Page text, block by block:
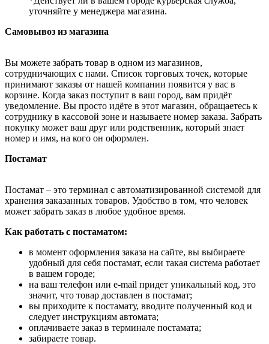
уточняйте у менеджера магазина.
Самовывоз из магазина
Вы можете забрать товар в одном из магазинов,
сотрудничающих с нами. Список торговых точек, которые
принимают заказы от нашей компании появится у вас в
корзине. Когда заказ поступит в ваш город, вам придёт
уведомление. Вы просто идёте в этот магазин, обращаетесь к
сотруднику в кассовой зоне и называете номер заказа. Забрать
покупку может ваш друг или родственник, который знает
номер и имя, на кого он оформлен.
Постамат
Постамат – это терминал с автоматизированной системой для
хранения заказанных товаров. Удобство в том, что человек
может забрать заказ в любое удобное время.
Как работать с постаматом:
в момент оформления заказа на сайте, вы выбираете
удобный для себя постамат, если такая система работает
в вашем городе;
на ваш телефон или e-mail придет уникальный код, это
значит, что товар доставлен в постамат;
вы приходите к постамату, вводите полученный код и
следует инструкциям автомата;
оплачиваете заказ в терминале постамата;
забираете товар.